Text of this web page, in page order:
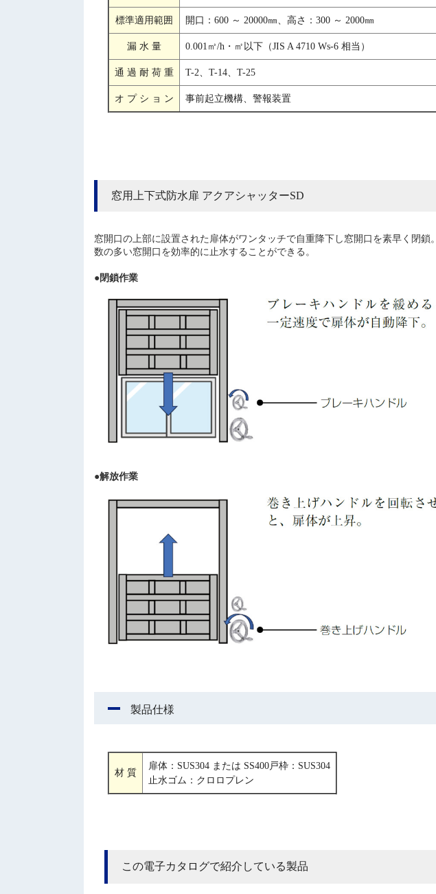
標準適用範囲 開口：600 ～ 20000㎜、高さ：300 ～ 2000㎜
漏 水 量 0.001㎥/h・㎡以下（JIS A 4710 Ws-6 相当）
通 過 耐 荷 重 T-2、T-14、T-25
オ プ シ ョ ン 事前起立機構、警報装置
窓用上下式防水扉 アクアシャッターSD
窓開口の上部に設置された扉体がワンタッチで自重降下し窓開口を素早く閉鎖。
数の多い窓開口を効率的に止水することができる。
●閉鎖作業
●解放作業
製品仕様
材 質
扉体：SUS304 または SS400戸枠：SUS304
止水ゴム：クロロプレン
この電子カタログで紹介している製品